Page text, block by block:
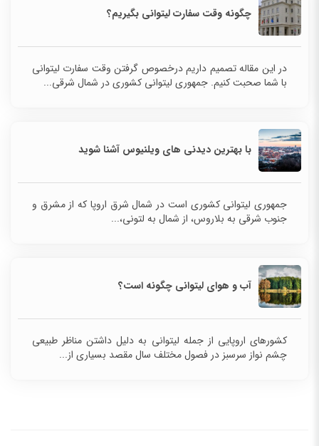
چگونه وقت سفارت لیتوانی بگیریم؟
در این مقاله تصمیم داریم درخصوص گرفتن وقت سفارت لیتوانی
با شما صحبت کنیم. جمهوری لیتوانی کشوری در شمال شرقی...
با بهترین دیدنی های ویلنیوس آشنا شوید
جمهوری لیتوانی کشوری است در شمال شرق اروپا که از مشرق و
جنوب شرقی به بلاروس، از شمال به لتونی،...
آب و هوای لیتوانی چگونه است؟
کشورهای اروپایی از جمله لیتوانی به دلیل داشتن مناظر طبیعی
چشم نواز سرسبز در فصول مختلف سال مقصد بسیاری از...